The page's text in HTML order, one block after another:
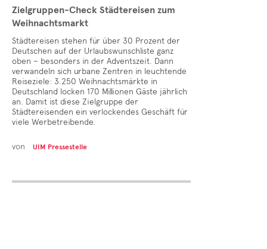
Zielgruppen-Check Städtereisen zum
Weihnachtsmarkt
Städtereisen stehen für über 30 Prozent der
Deutschen auf der Urlaubswunschliste ganz
oben – besonders in der Adventszeit. Dann
verwandeln sich urbane Zentren in leuchtende
Reiseziele: 3.250 Weihnachtsmärkte in
Deutschland locken 170 Millionen Gäste jährlich
an. Damit ist diese Zielgruppe der
Städtereisenden ein verlockendes Geschäft für
viele Werbetreibende.
von UIM Pressestelle